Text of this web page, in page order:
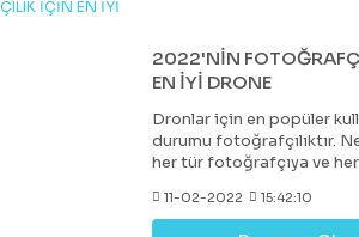
2022'NİN
EN İYİ DRONE
Dronlar için en popüler
durumu fotoğrafçılıktır.
her tür fotoğrafçıya ve
drone, DJI tarafından
diğer markalar tarafından
11-02-2022 15:42:10